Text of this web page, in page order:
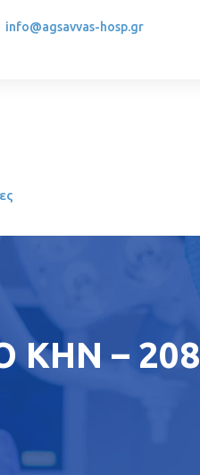
info@agsavvas-hosp.gr
ΚΗΝ – 208